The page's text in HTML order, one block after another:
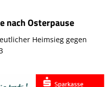
nach Osterpause
Heimsieg gegen